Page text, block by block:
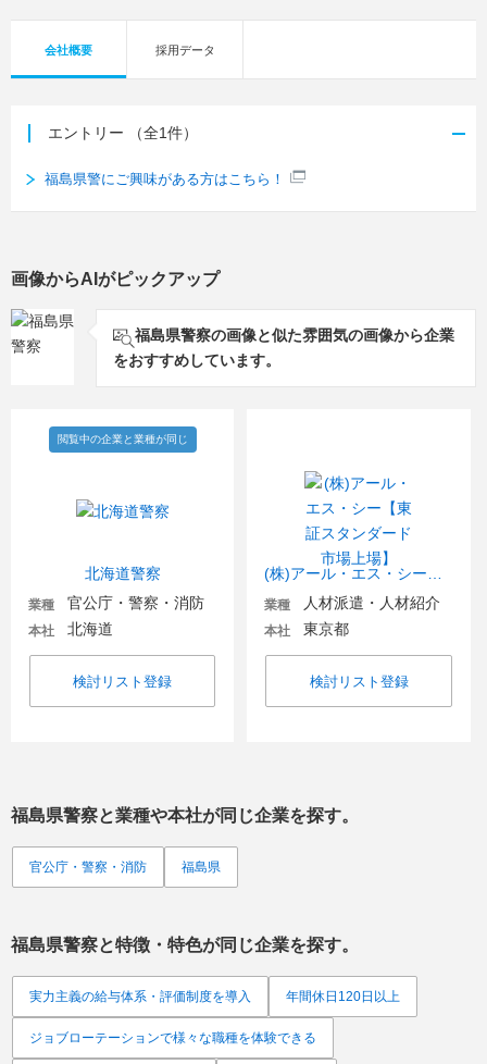
会社概要 採用データ
エントリー （全1件）
福島県警にご興味がある方はこちら！
画像からAIがピックアップ
福島県警察の画像と似た雰囲気の画像から企業
をおすすめしています。
北海道警察
閲覧中の企業と業種が同じ
業種 官公庁・警察・消防
本社 北海道
検討リスト登録
業種 人材派遣・人材紹介
本社 東京都
検討リスト登録
福島県警察と業種や本社が同じ企業を探す。
官公庁・警察・消防 福島県
福島県警察と特徴・特色が同じ企業を探す。
実力主義の給与体系・評価制度を導入 年間休日120日以上
ジョブローテーションで様々な職種を体験できる